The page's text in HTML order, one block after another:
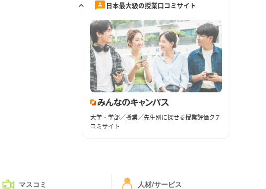
日本最大級の授業口コミサイト
大学・学部／授業／先生別に探せる授業評価クチ
コミサイト
マスコミ 人材/サービス